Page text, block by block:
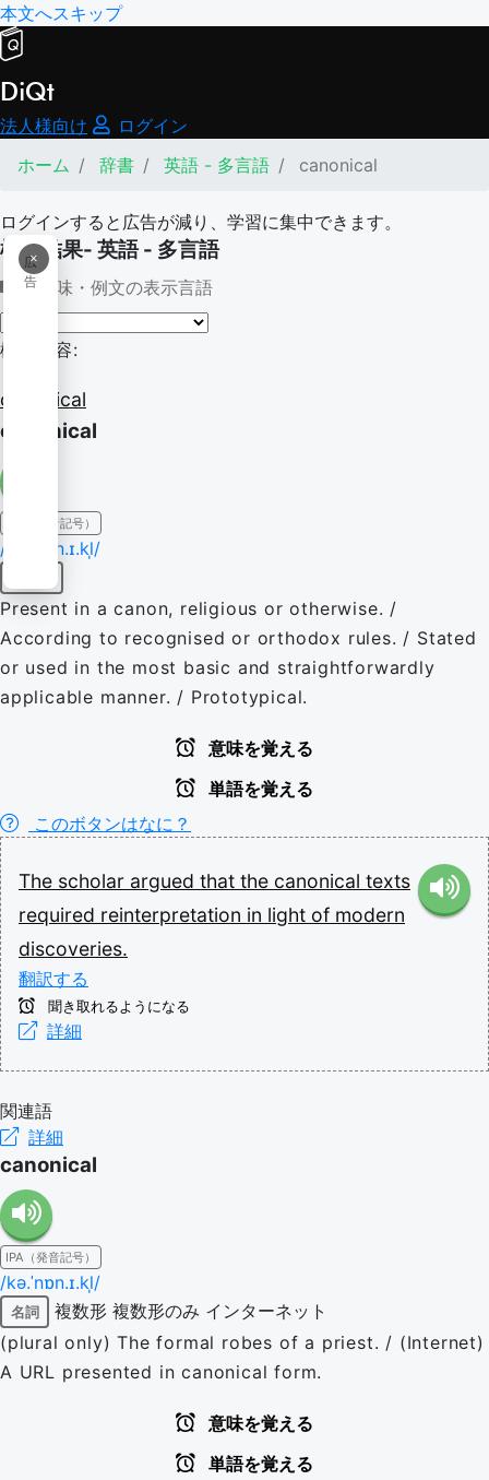
本文へスキップ
DiQt
法人様向け
ログイン
ホーム
辞書 英語 - 多言語 canonical
ログインすると広告が減り、学習に集中できます。
×
広
告
検索結果- 英語 - 多言語
意味・例文の表示言語
検索内容:
canonical
canonical
IPA（発音記号）
/kə.ˈnɒn.ɪ.kl̩/
Present in a canon, religious or otherwise. /
According to recognised or orthodox rules. / Stated
or used in the most basic and straightforwardly
applicable manner. / Prototypical.
意味を覚える
単語を覚える
このボタンはなに？
The scholar argued that the canonical texts
required reinterpretation in light of modern
discoveries.
翻訳する
聞き取れるようになる
詳細
関連語
詳細
canonical
IPA（発音記号）
/kə.ˈnɒn.ɪ.kl̩/
名詞 複数形 複数形のみ インターネット
(plural only) The formal robes of a priest. / (Internet)
A URL presented in canonical form.
意味を覚える
単語を覚える